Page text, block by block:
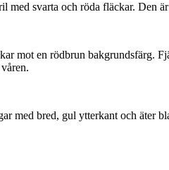
svarta och röda fläckar. Den
mot en rödbrun bakgrundsfärg.
våren.
med bred, gul ytterkant och äter